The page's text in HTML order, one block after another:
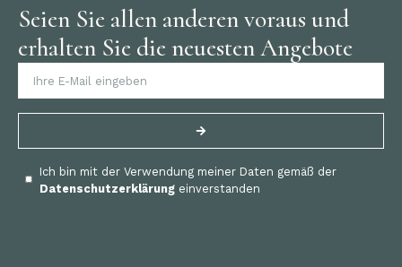
Seien Sie allen anderen voraus und
erhalten Sie die neuesten Angebote
Ich bin mit der Verwendung meiner Daten gemäß der
Datenschutzerklärung einverstanden